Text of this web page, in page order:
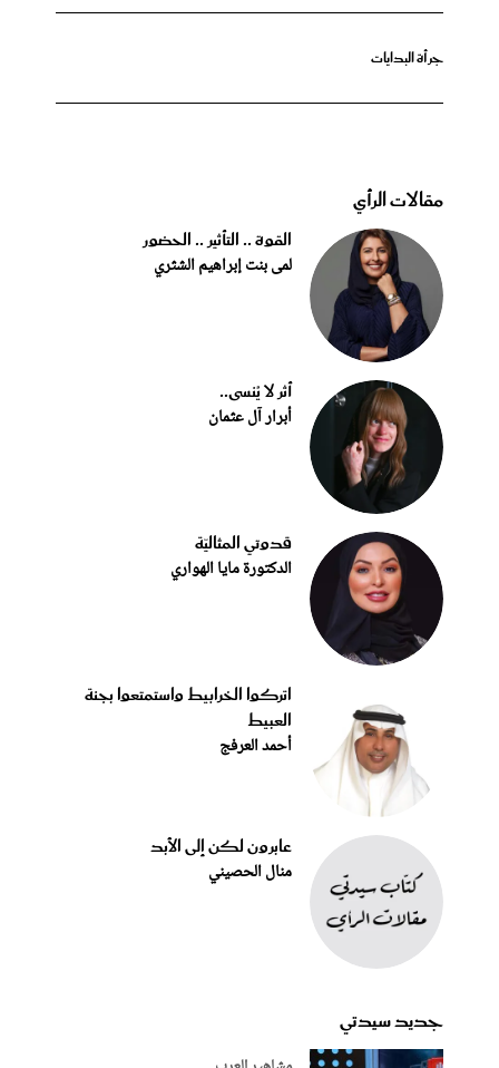
جرأة البدايات
مقالات الرأي
القوة .. التأثير .. الحضور
لمى بنت إبراهيم الشثري
أثر لا يُنسى..
أبرار آل عثمان
قدوتي المثاليّة
الدكتورة مايا الهواري
اتركوا الخرابيط واستمتعوا بجنة
العبيط
أحمد العرفج
عابرون لكن إلى الأبد
منال الحصيني
جديد سيدتي